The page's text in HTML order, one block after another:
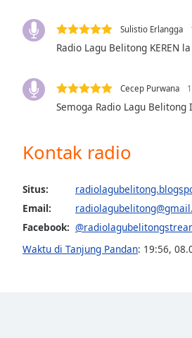
off,
selected
Picture-
modal
Beginning
Sulistio Erlangga
Radio Lagu Belitong KEREN
Cecep Purwana
Semoga Radio Lagu Belitong
Kontak radio
Situs:
Email:
Facebook:
Waktu di Tanjung Pandan: 19:56,